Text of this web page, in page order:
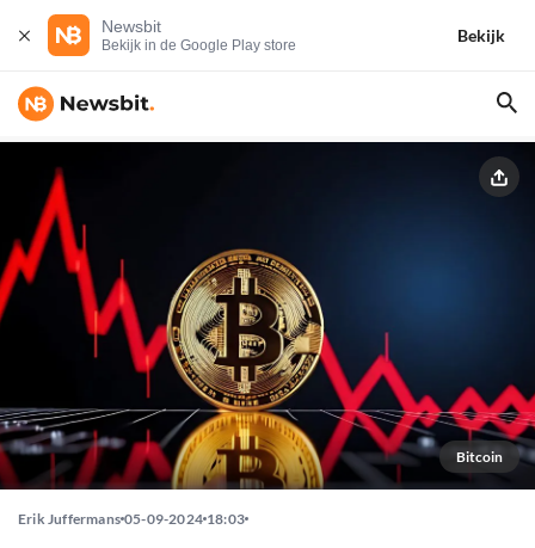
Newsbit
Bekijk in de Google Play store
Bekijk
Bitcoin
Erik Juffermans 05-09-2024 18:03